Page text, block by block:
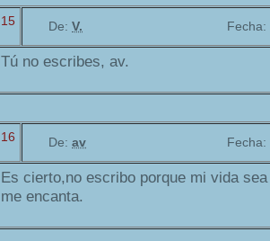
15 De: V. Fecha:
Tú no escribes, av.
16 De: av Fecha:
Es cierto,no escribo porque mi vida
me encanta.